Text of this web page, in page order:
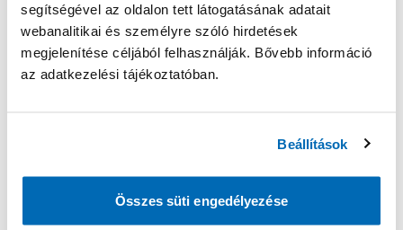
segítségével az oldalon tett látogatásának adatait
webanalitikai és személyre szóló hirdetések
megjelenítése céljából felhasználják. Bővebb információ
az adatkezelési tájékoztatóban.
Beállítások
Összes süti engedélyezése